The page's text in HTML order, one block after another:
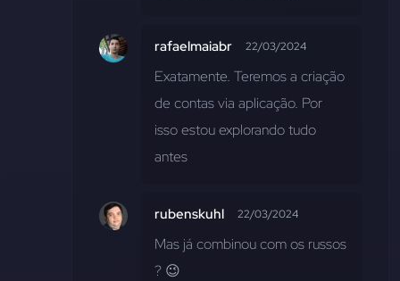
rafaelmaiabr 22/03/2024
Exatamente. Teremos a criação
de contas via aplicação. Por
isso estou explorando tudo
antes
rubenskuhl 22/03/2024
Mas já combinou com os russos
? 😉